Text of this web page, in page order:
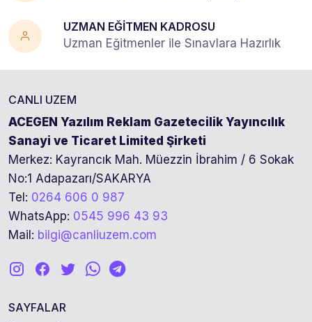
UZMAN EĞİTMEN KADROSU
Uzman Eğitmenler ile Sınavlara Hazırlık
CANLI UZEM
ACEGEN Yazılım Reklam Gazetecilik Yayıncılık
Sanayi ve Ticaret Limited Şirketi
Merkez: Kayrancık Mah. Müezzin İbrahim / 6 Sokak
No:1 Adapazarı/SAKARYA
Tel: 0264 606 0 987
WhatsApp: 0545 996 43 93
Mail: bilgi@canliuzem.com
SAYFALAR